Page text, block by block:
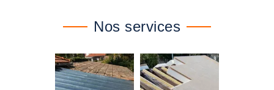
Nos services